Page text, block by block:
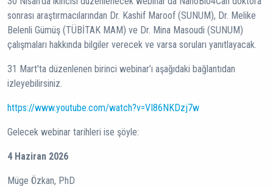
sonrası araştırmacılarından Dr. Kashif Maroof (SUNUM), Dr. Melike
Belenli Gümüş (TÜBİTAK MAM) ve Dr. Mina Masoudi (SUNUM)
çalışmaları hakkında bilgiler verecek ve varsa soruları yanıtlayacak.
31 Mart'ta düzenlenen birinci webinar’ı aşağıdaki bağlantıdan
izleyebilirsiniz.
https://www.youtube.com/watch?v=VI86NKDzj7w
Gelecek webinar tarihleri ise şöyle:
4 Haziran 2026
Müge Özkan, PhD